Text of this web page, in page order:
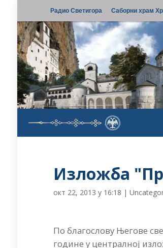
Радио Светигора Саборни храм
Изложба
окт 22, 2013 у 16:18 |
По благослову Његове
године у централној